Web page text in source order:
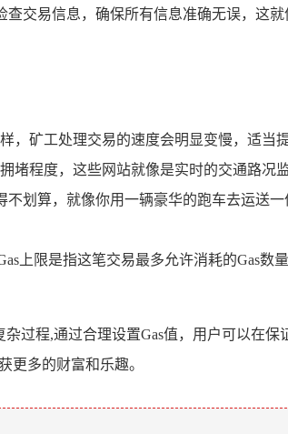
查交易信息，确保所有信息准确无误，这
，矿工处理交易的速度会明显变慢，适
程度，这些网站就像是实时的交通路况
不划算，就像你用一辆豪华的跑车去运送
上限是指这笔交易最多允许消耗的Gas
过程,通过合理设置Gas值，用户可以在
更多的财富和乐趣。